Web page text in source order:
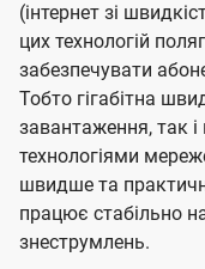
(інтернет зі
цих технологій
забезпечувати
Тобто гігабітна
завантаження, так
технологіями
швидше та
працює стабільно
знеструмлень.